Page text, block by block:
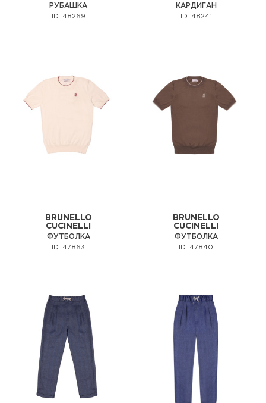
РУБАШКА
ID: 48269
КАРДИГАН
ID: 48241
BRUNELLO
CUCINELLI
ФУТБОЛКА
ID: 47863
BRUNELLO
CUCINELLI
ФУТБОЛКА
ID: 47840